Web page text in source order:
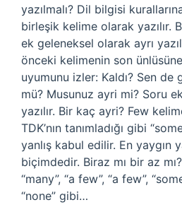
yazılmalı? Dil bilgisi
birleşik kelime olarak yazılır.
ek geleneksel olarak ayrı
önceki kelimenin son
uyumunu izler: Kaldı? Sen de
mü? Musunuz ayri mi? Soru
yazılır. Bir kaç ayri? Few
TDK’nın tanımladığı gibi
yanlış kabul edilir. En yaygın
biçimdedir. Biraz mı bir az mı?
“many”, “a few”, “a few”,
“none” gibi…